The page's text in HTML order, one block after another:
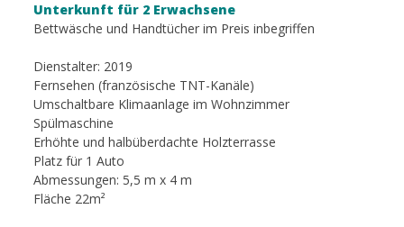
Unterkunft für 2 Erwachsene
Bettwäsche und Handtücher im Preis inbegriffen
Dienstalter: 2019
Fernsehen (französische TNT-Kanäle)
Umschaltbare Klimaanlage im Wohnzimmer
Spülmaschine
Erhöhte und halbüberdachte Holzterrasse
Platz für 1 Auto
Abmessungen: 5,5 m x 4 m
Fläche 22m²